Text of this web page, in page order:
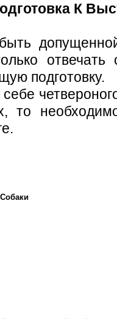
К
подготовку.
то